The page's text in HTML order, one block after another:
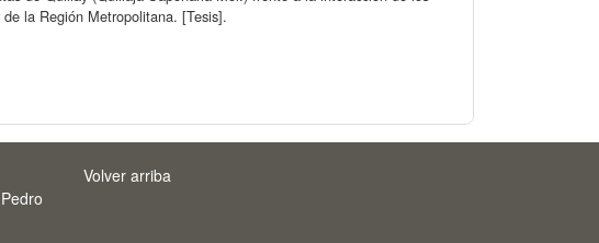
la Región Metropolitana. [Tesis].
Volver arriba